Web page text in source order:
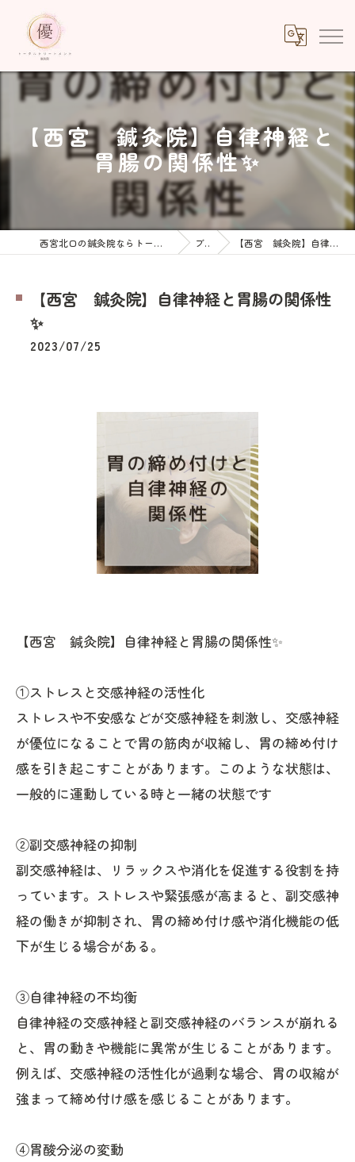
【西宮 鍼灸院】自律神経と
胃腸の関係性✨
西宮北口の鍼灸院ならトータルトリートメント優鍼灸院 ブログ 【西宮 鍼灸院】自律神経と胃腸の関係性✨
【西宮 鍼灸院】自律神経と胃腸の関係性
✨
2023/07/25
【西宮 鍼灸院】自律神経と胃腸の関係性✨
①ストレスと交感神経の活性化
ストレスや不安感などが交感神経を刺激し、交感神経
が優位になることで胃の筋肉が収縮し、胃の締め付け
感を引き起こすことがあります。このような状態は、
一般的に運動している時と一緒の状態です
②副交感神経の抑制
副交感神経は、リラックスや消化を促進する役割を持
っています。ストレスや緊張感が高まると、副交感神
経の働きが抑制され、胃の締め付け感や消化機能の低
下が生じる場合がある。
③自律神経の不均衡
自律神経の交感神経と副交感神経のバランスが崩れる
と、胃の動きや機能に異常が生じることがあります。
例えば、交感神経の活性化が過剰な場合、胃の収縮が
強まって締め付け感を感じることがあります。
④胃酸分泌の変動